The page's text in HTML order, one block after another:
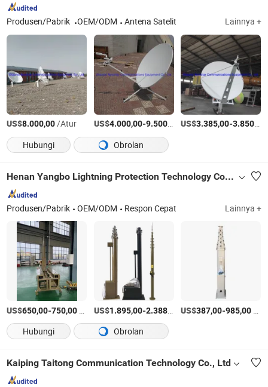
Produsen/Pabrik OEM/ODM Antena Satelit Lainnya +
US$8.000,00/Atur US$4.000,00-9.500,00 /Atur
US$3.385,00-3.850,00
Hubungi
Obrolan
Henan Yangbo Lightning Protection Technology Co., Ltd.
Produsen/Pabrik OEM/ODM Respon Cepat Lainnya +
US$650,00-750,00 US$1.895,00-2.388,00 /Bagian
US$387,00-985,00
Hubungi
Obrolan
Kaiping Taitong Communication Technology Co., Ltd